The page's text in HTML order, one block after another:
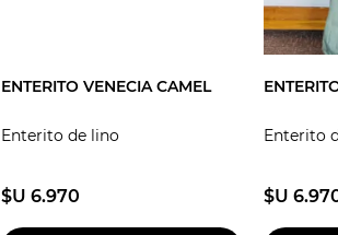
ENTERITO VENECIA CAMEL
Enterito de lino
$U 6.970
Enterito
$U